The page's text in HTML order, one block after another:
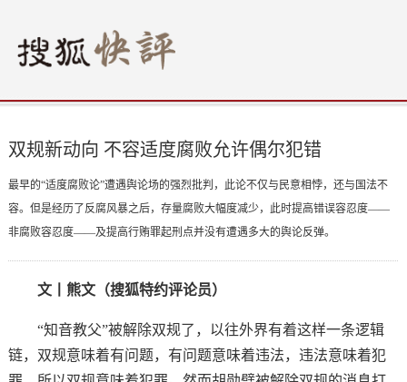
双规新动向 不容适度腐败允许偶尔犯错
最早的“适度腐败论”遭遇舆论场的强烈批判，此论不仅与民意相悖，还与国法不
容。但是经历了反腐风暴之后，存量腐败大幅度减少，此时提高错误容忍度——
非腐败容忍度——及提高行贿罪起刑点并没有遭遇多大的舆论反弹。
文丨熊文（搜狐特约评论员）
“知音教父”被解除双规了，以往外界有着这样一条逻辑
链，双规意味着有问题，有问题意味着违法，违法意味着犯